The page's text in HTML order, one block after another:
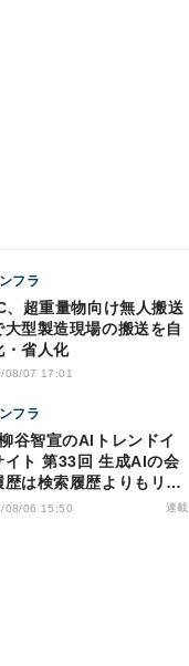
フラ
、超重量物向け無人搬送
大型製造現場の搬送を自
・省人化
08/07 17:01
フラ
イト 第33回 生成AIの会
歴は検索履歴よりもリス
？今のうちに情報漏洩対
08/06 15:50 連載